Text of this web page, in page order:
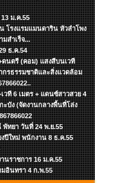
ม.ค.55
โรงแรมแมนดาริน หัวลำโพง
สำเร็จ...
ธ.ค.54
ดนตรี (คอม) แสงสีบนเวที
กรธรรมชาติและสิ่งแวดล้อม
วที 6 เมตร + แดนซ์สาวสวย 4
ะบัง (จัดงานกลางพื้นที่โล่ง
พัทยา วันที่ 24 พ.ย.55
ปีใหม่ พนักงาน 8 ธ.ค.55
นราชการ 16 ม.ค.55
อินทรา 4 ก.พ.55